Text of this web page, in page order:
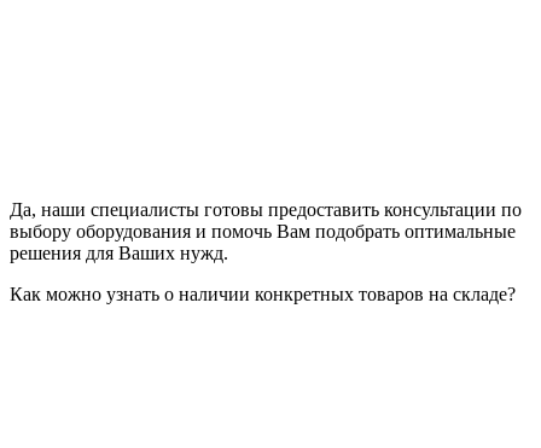
Да, наши специалисты готовы предоставить консультации по
выбору оборудования и помочь Вам подобрать оптимальные
решения для Ваших нужд.
Как можно узнать о наличии конкретных товаров на складе?